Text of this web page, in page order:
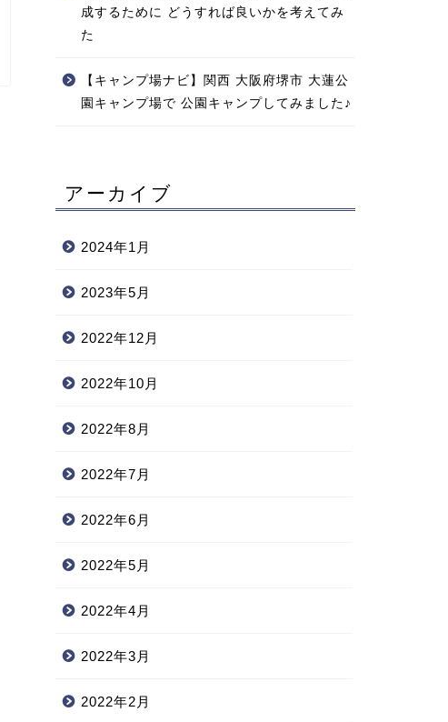
成するために どうすれば良いかを考えてみ
た
【キャンプ場ナビ】関西 大阪府堺市 大蓮公
園キャンプ場で 公園キャンプしてみました♪
アーカイブ
2024年1月
2023年5月
2022年12月
2022年10月
2022年8月
2022年7月
2022年6月
2022年5月
2022年4月
2022年3月
2022年2月